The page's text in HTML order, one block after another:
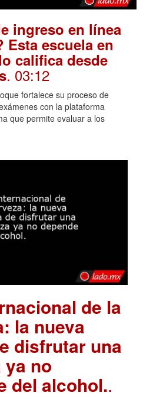
ingreso en línea
Esta escuela en
califica desde
. 03:12
fortalece su proceso de
con la plataforma
que permite evaluar a los
de la
la nueva
disfrutar una
ya no
del alcohol..